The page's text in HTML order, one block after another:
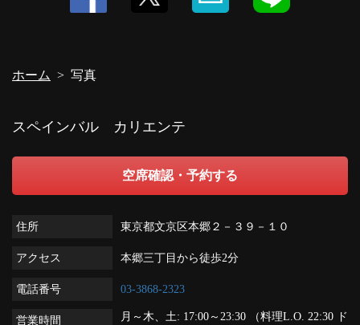
ホーム 写真
スペインバル カリエンテ
空席確認・予約する
住所 東京都文京区本郷２－３９－１０
アクセス 本郷三丁目から徒歩2分
電話番号 03-3868-2323
営業時間 月～木、土: 17:00～23:30 （料理L.O. 22:30 ド